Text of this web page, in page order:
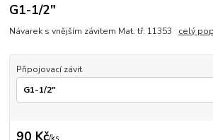
G1-1/2"
Návarek s vnějším závitem Mat. tř. 11353 celý
Připojovací závit